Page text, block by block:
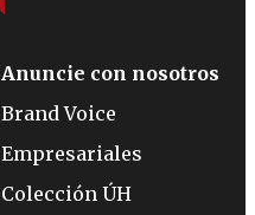
Anuncie con nosotros
Brand Voice
Empresariales
Colección ÚH